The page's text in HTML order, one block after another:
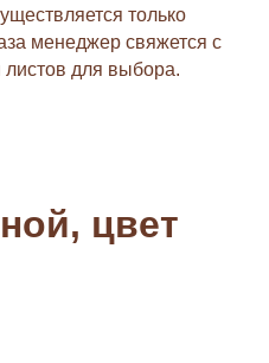
только
менеджер свяжется с
для выбора.
цвет